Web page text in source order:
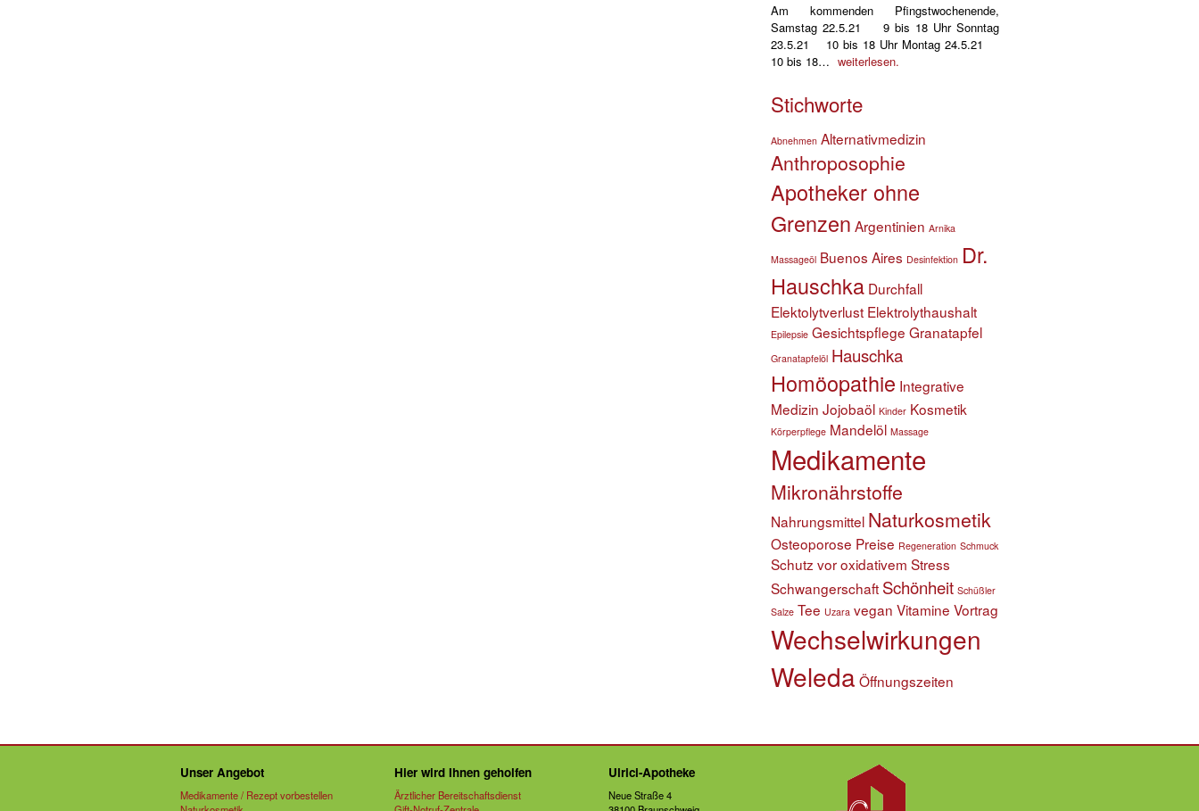
Am kommenden Pfingstwochenende,
Samstag 22.5.21 9 bis 18 Uhr Sonntag
23.5.21 10 bis 18 Uhr Montag 24.5.21
10 bis 18… weiterlesen.
Stichworte
Abnehmen Alternativmedizin
Anthroposophie
Apotheker ohne
Grenzen Argentinien Arnika
Massageöl Buenos Aires Desinfektion Dr.
Hauschka Durchfall
Elektolytverlust Elektrolythaushalt
Epilepsie Gesichtspflege Granatapfel
Granatapfelöl Hauschka
Homöopathie Integrative
Medizin Jojobaöl Kinder Kosmetik
Körperpflege Mandelöl Massage
Medikamente
Mikronährstoffe
Nahrungsmittel Naturkosmetik
Osteoporose Preise Regeneration Schmuck
Schutz vor oxidativem Stress
Schwangerschaft Schönheit Schüßler
Salze Tee Uzara vegan Vitamine Vortrag
Wechselwirkungen
Weleda Öffnungszeiten
Unser Angebot
Medikamente / Rezept vorbestellen
Hier wird Ihnen geholfen
Ärztlicher Bereitschaftsdienst
Ulrici-Apotheke
Neue Straße 4